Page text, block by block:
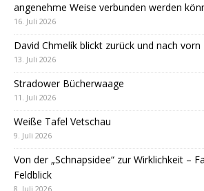
angenehme Weise verbunden werden
16. Juli 2026
David Chmelík blickt zurück und nach vorn
13. Juli 2026
Stradower Bücherwaage
11. Juli 2026
Weiße Tafel Vetschau
9. Juli 2026
Von der „Schnapsidee“ zur Wirklichkeit –
Feldblick
8. Juli 2026